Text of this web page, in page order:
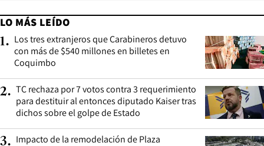
LO MÁS LEÍDO
1. Los tres extranjeros que Carabineros detuvo
con más de $540 millones en billetes en
Coquimbo
2. TC rechaza por 7 votos contra 3 requerimiento
para destituir al entonces diputado Kaiser tras
dichos sobre el golpe de Estado
3. Impacto de la remodelación de Plaza